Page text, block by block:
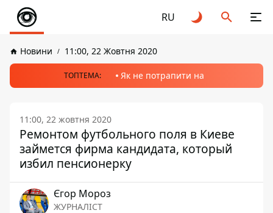
RU
Новини 11:00, 22 Жовтня 2020
ТОПТЕМА: Як не потрапити на
11:00, 22 жовтня 2020
Ремонтом футбольного поля в Киеве
займется фирма кандидата, который
избил пенсионерку
Єгор Мороз
ЖУРНАЛІСТ